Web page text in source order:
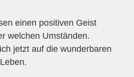
einen positiven Geist
welchen Umständen.
jetzt auf die wunderbaren